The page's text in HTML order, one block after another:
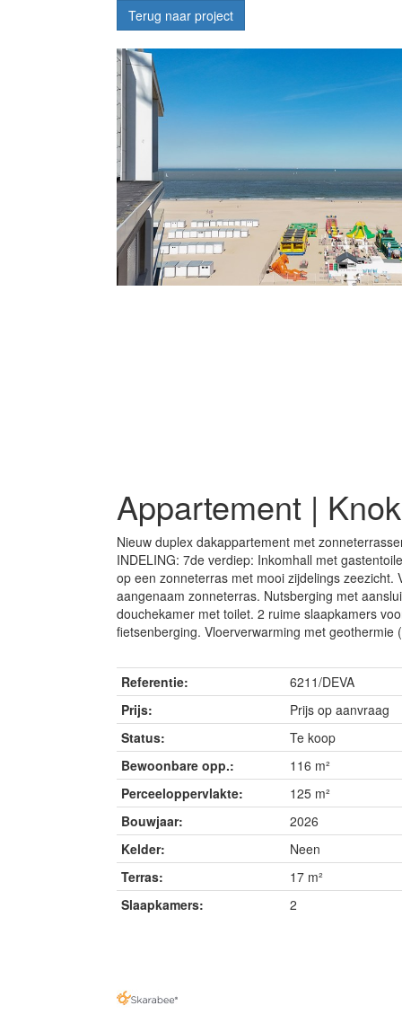
Terug naar project
Appartement |
Nieuw duplex dakappartement met
INDELING: 7de verdiep: Inkomhall met
op een zonneterras met mooi zijdelings
aangenaam zonneterras. Nutsberging met
douchekamer met toilet. 2 ruime slaapkamers
fietsenberging. Vloerverwarming met geothermie
Referentie:
6211/DEVA
Prijs:
Prijs op aanvraag
Status:
Te koop
Bewoonbare opp.:
116 m²
Perceeloppervlakte:
125 m²
Bouwjaar:
2026
Kelder:
Neen
Terras:
17 m²
Slaapkamers:
2